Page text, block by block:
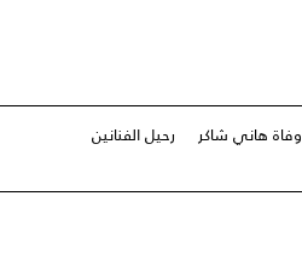
وفاة هاني شاكر
رحيل الفنانين